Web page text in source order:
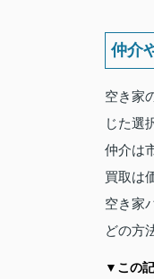
仲介
空き家
じた選
仲介は
買取は
空き家
どの方
▼この